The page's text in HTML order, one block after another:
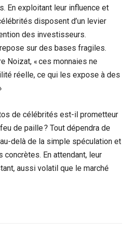
En exploitant leur influence et
disposent d’un levier
des investisseurs.
sur des bases fragiles.
Noizat, « ces monnaies ne
réelle, ce qui les expose à des
de célébrités est-il prometteur
de paille ? Tout dépendra de
delà de la simple spéculation et
En attendant, leur
aussi volatil que le marché